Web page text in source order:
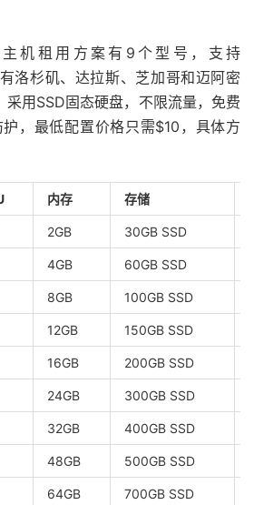
主机租用方案有9个型号，支持
洛杉矶、达拉斯、芝加哥和迈阿密
采用SSD固态硬盘，不限流量，免费
，最低配置价格只需$10，具体方
内存 存储
2GB 30GB SSD
4GB 60GB SSD
8GB 100GB SSD
12GB 150GB SSD
16GB 200GB SSD
24GB 300GB SSD
32GB 400GB SSD
48GB 500GB SSD
64GB 700GB SSD